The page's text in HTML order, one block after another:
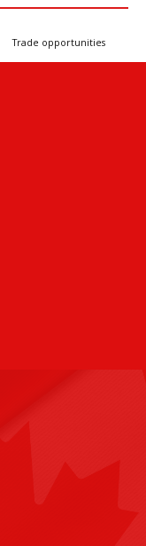
Trade opportunities